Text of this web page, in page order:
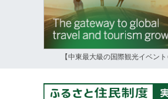
【中東最大級の国際観光イベント